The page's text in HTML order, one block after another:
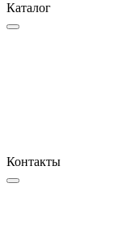
Каталог
Контакты